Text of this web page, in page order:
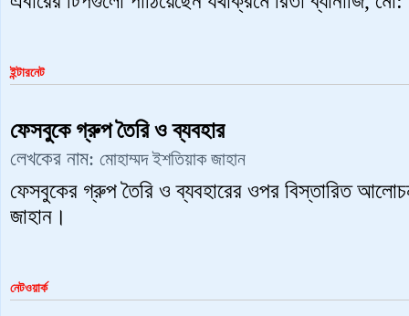
ইন্টারনেট
ফেসবুকে গ্রুপ তৈরি ও ব্যবহার
লেখকের নাম: মোহাম্মদ ইশতিয়াক জাহান
ফেসবুকের গ্রুপ তৈরি ও ব্যবহারের ওপর বিস্তারিত
জাহান।
নেটওয়ার্ক